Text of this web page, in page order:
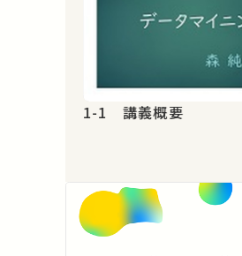
1-1 講義概要